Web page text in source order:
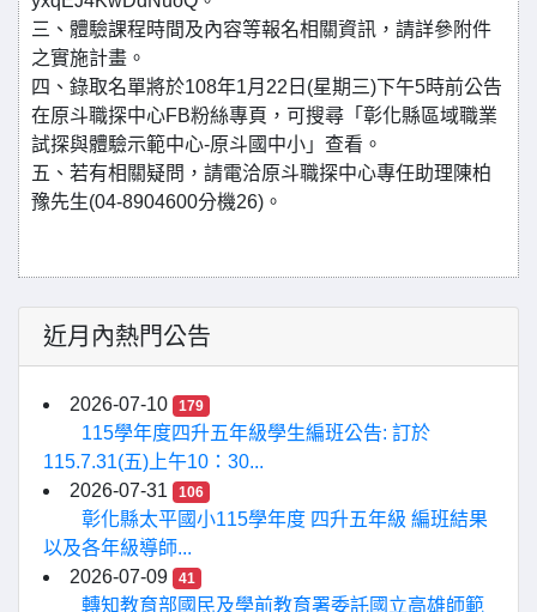
三、體驗課程時間及內容等報名相關資訊，請詳參附件
之實施計畫。
四、錄取名單將於108年1月22日(星期三)下午5時前公告
在原斗職探中心FB粉絲專頁，可搜尋「彰化縣區域職業
試探與體驗示範中心-原斗國中小」查看。
五、若有相關疑問，請電洽原斗職探中心專任助理陳柏
豫先生(04-8904600分機26)。
近月內熱門公告
2026-07-10 179
115學年度四升五年級學生編班公告: 訂於
115.7.31(五)上午10：30...
2026-07-31
106
彰化縣太平國小115學年度 四升五年級 編班結果
以及各年級導師...
2026-07-09
41
轉知教育部國民及學前教育署委託國立高雄師範